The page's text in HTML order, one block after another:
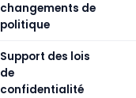
changements de
politique
Support des lois
de
confidentialité